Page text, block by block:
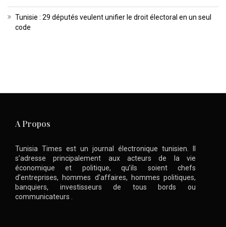
Tunisie : 29 députés veulent unifier le droit électoral en un seul
code
A Propos
Tunisia Times est un journal électronique tunisien. Il
s’adresse principalement aux acteurs de la vie
économique et politique, qu’ils soient chefs
d’entreprises, hommes d’affaires, hommes politiques,
banquiers, investisseurs de tous bords ou
communicateurs .